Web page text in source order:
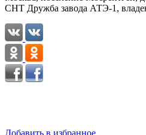
СНТ Дружба завода АТЭ-1,
Добавить в избранное